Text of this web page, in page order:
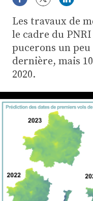
La technique
Pommes de
Guides
Chasse
Plus
Abonnez-vous
Les travaux de
le cadre du
pucerons un peu
dernière, mais
2020.